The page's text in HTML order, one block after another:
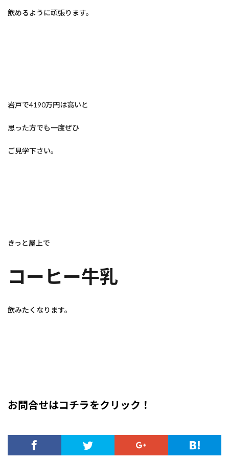
飲めるように頑張ります。
岩戸で4190万円は高いと
思った方でも一度ぜひ
ご見学下さい。
きっと屋上で
コーヒー牛乳
飲みたくなります。
お問合せはコチラをクリック！